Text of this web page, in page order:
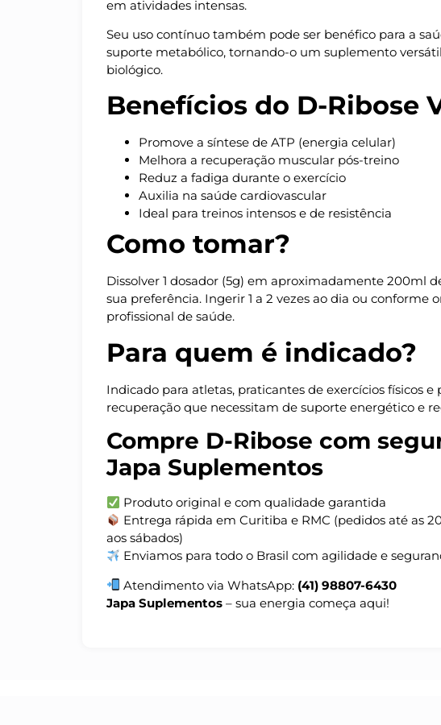
em atividades intensas.
Seu uso contínuo também pode ser benéfico para a
suporte metabólico, tornando-o um suplemento
biológico.
Benefícios do D-Ribose
Promove a síntese de ATP (energia celular)
Melhora a recuperação muscular pós-treino
Reduz a fadiga durante o exercício
Auxilia na saúde cardiovascular
Ideal para treinos intensos e de resistência
Como tomar?
Dissolver 1 dosador (5g) em aproximadamente 200ml
sua preferência. Ingerir 1 a 2 vezes ao dia ou conforme
profissional de saúde.
Para quem é indicado?
Indicado para atletas, praticantes de exercícios físicos e
recuperação que necessitam de suporte energético e
Compre D-Ribose com
Japa Suplementos
Produto original e com qualidade garantida
Entrega rápida em Curitiba e RMC (pedidos até as
aos sábados)
Enviamos para todo o Brasil com agilidade e
Atendimento via WhatsApp: (41) 98807-6430
Japa Suplementos – sua energia começa aqui!